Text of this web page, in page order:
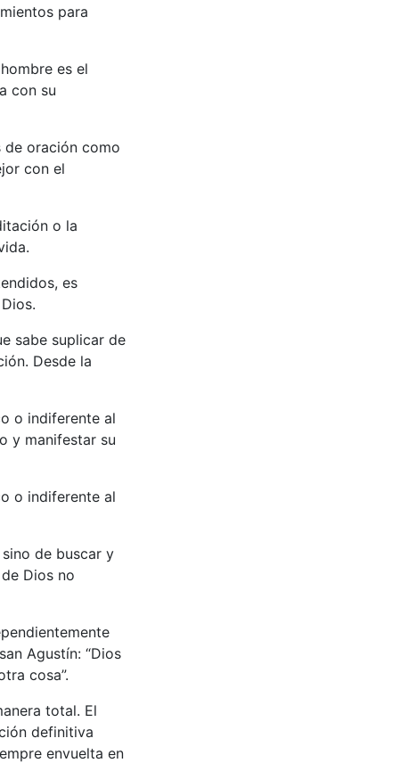
para
es el
con su
de oración como
con el
o la
es
sabe suplicar de
Desde la
o indiferente al
y manifestar su
o indiferente al
de buscar y
Dios no
Agustín: “Dios
cosa”.
total. El
definitiva
envuelta en